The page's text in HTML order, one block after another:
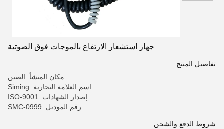
جهاز استشعار الارتفاع بالموجات فوق الصوتية
تفاصيل المنتج
مكان المنشأ: الصين
اسم العلامة التجارية: Siming
إصدار الشهادات: ISO-9001
رقم الموديل: SMC-0999
شروط الدفع والشحن